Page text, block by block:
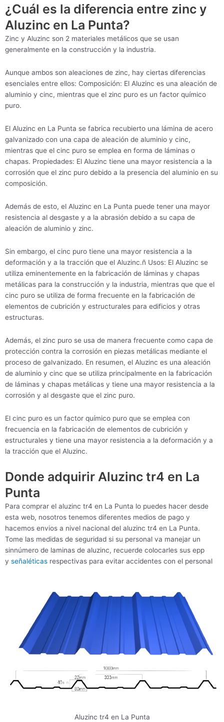
¿Cuál es la diferencia entre zinc y
Aluzinc en La Punta?
Zinc y Aluzinc son 2 materiales metálicos que se usan
generalmente en la construcción y la industria.
Aunque ambos son aleaciones de zinc, hay ciertas diferencias
esenciales entre ellos: Composición: El Aluzinc es una aleación de
aluminio y cinc, mientras que el zinc puro es un factor químico
puro.
El Aluzinc en La Punta se fabrica recubierto una lámina de acero
galvanizado con una capa de aleación de aluminio y cinc,
mientras que el cinc puro se emplea en forma de láminas o
chapas. Propiedades: El Aluzinc tiene una mayor resistencia a la
corrosión que el zinc puro debido a la presencia del aluminio en su
composición.
Además de esto, el Aluzinc en La Punta puede tener una mayor
resistencia al desgaste y a la abrasión debido a su capa de
aleación de aluminio y zinc.
Sin embargo, el cinc puro tiene una mayor resistencia a la
deformación y a la tracción que el Aluzinc.ñ Usos: El Aluzinc se
utiliza eminentemente en la fabricación de láminas y chapas
metálicas para la construcción y la industria, mientras que que el
cinc puro se utiliza de forma frecuente en la fabricación de
elementos de cubrición y estructurales para edificios y otras
estructuras.
Además, el zinc puro se usa de manera frecuente como capa de
protección contra la corrosión en piezas metálicas mediante el
proceso de galvanizado. En resumen, el Aluzinc es una aleación
de aluminio y cinc que se utiliza principalmente en la fabricación
de láminas y chapas metálicas y tiene una mayor resistencia a la
corrosión y al desgaste que el zinc puro.
El cinc puro es un factor químico puro que se emplea con
frecuencia en la fabricación de elementos de cubrición y
estructurales y tiene una mayor resistencia a la deformación y a
la tracción que el Aluzinc.
Donde adquirir Aluzinc tr4 en La
Punta
Para comprar el aluzinc tr4 en La Punta lo puedes hacer desde
esta web, nosotros tenemos diferentes medios de pago y
hacemos envios a nivel nacional del aluzinc tr4 en La Punta.
Tome las medidas de seguridad si su personal va manejar un
sinnúmero de laminas de aluzinc, recuerde colocarles sus epp
y señaléticas respectivas para evitar accidentes con el personal
Aluzinc tr4 en La Punta